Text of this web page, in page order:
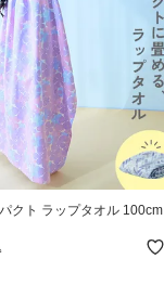
クト ラップタオル 100cm